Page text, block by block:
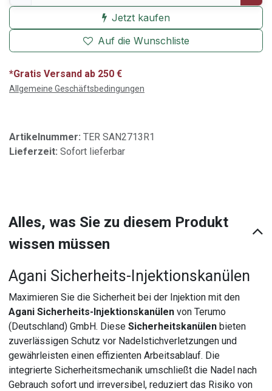
Jetzt kaufen
Auf die Wunschliste
*Gratis Versand ab 250 €
Allgemeine Geschäftsbedingungen
Artikelnummer: TER SAN2713R1
Lieferzeit: Sofort lieferbar
Alles, was Sie zu diesem Produkt
wissen müssen
Agani Sicherheits-Injektionskanülen
Maximieren Sie die Sicherheit bei der Injektion mit den
Agani Sicherheits-Injektionskanülen von Terumo
(Deutschland) GmbH. DieseSicherheitskanülen bieten
zuverlässigen Schutz vor Nadelstichverletzungen und
gewährleisten einen effizienten Arbeitsablauf. Die
integrierte Sicherheitsmechanik umschließt die Nadel nach
Gebrauch sofort und irreversibel, reduziert das Risiko von